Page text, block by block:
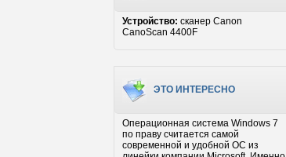
Устройство: сканер Canon
CanoScan 4400F
ЭТО ИНТЕРЕСНО
Операционная система Windows 7
по праву считается самой
современной и удобной ОС из